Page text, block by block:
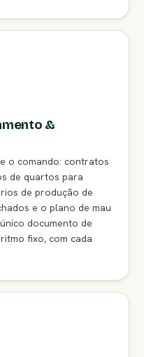
&
o comando: contratos
de quartos para
de produção de
e o plano de mau
documento de
fixo, com cada